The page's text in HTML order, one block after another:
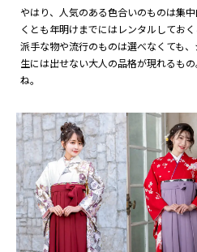
やはり、人気のある色合いのものは集
くとも年明けまでにはレンタルしておく
派手な物や流行のものは選べなくても
生には出せない大人の品格が現れるも
ね。